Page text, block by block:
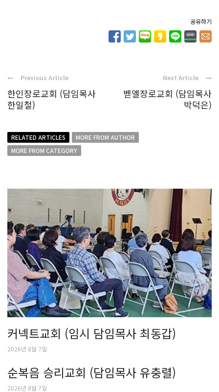
공유하기
Previous Article
한인장로교회 (담임목사
한일철)
Next Article
벧엘장로교회 (담임목사
박덕은)
RELATED ARTICLES
MORE FROM AUTHOR
MORE FROM CATEGORY
커넥트교회 (임시 담임목사 최동갑)
2026년 8월 7일
순복음 승리교회 (담임목사 유충렬)
2026년 8월 7일